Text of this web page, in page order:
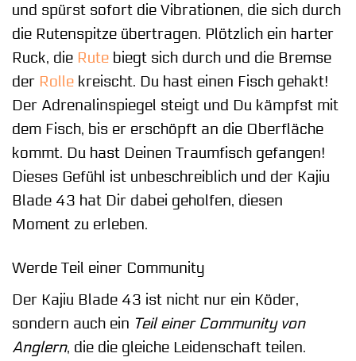
und spürst sofort die Vibrationen, die sich durch
die Rutenspitze übertragen. Plötzlich ein harter
Ruck, die Rute biegt sich durch und die Bremse
der Rolle kreischt. Du hast einen Fisch gehakt!
Der Adrenalinspiegel steigt und Du kämpfst mit
dem Fisch, bis er erschöpft an die Oberfläche
kommt. Du hast Deinen Traumfisch gefangen!
Dieses Gefühl ist unbeschreiblich und der Kajiu
Blade 43 hat Dir dabei geholfen, diesen
Moment zu erleben.
Werde Teil einer Community
Der Kajiu Blade 43 ist nicht nur ein Köder,
sondern auch ein Teil einer Community von
Anglern, die die gleiche Leidenschaft teilen.